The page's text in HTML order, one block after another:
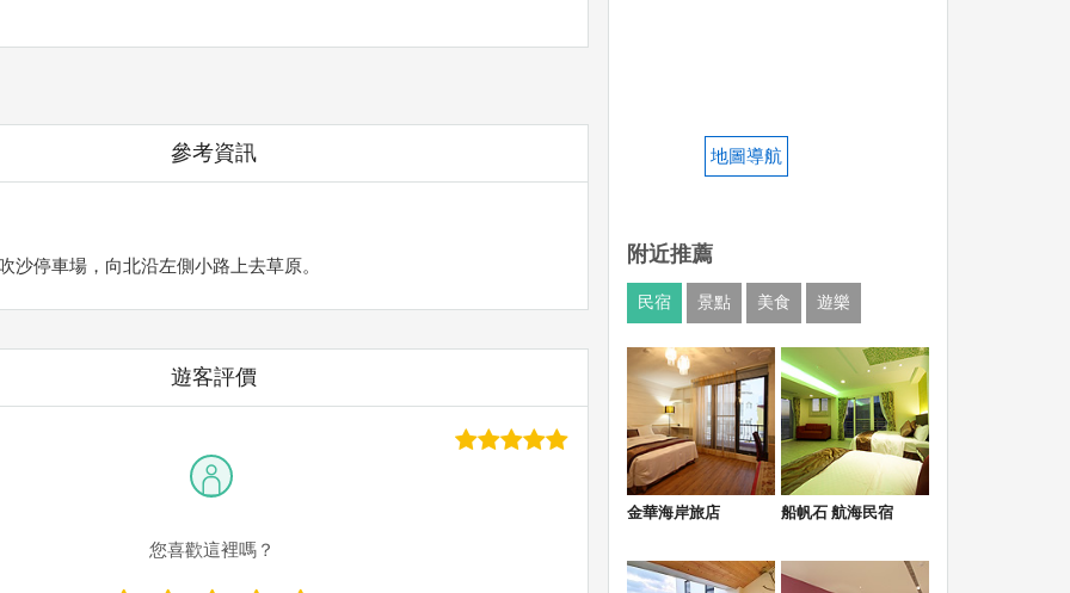
參考資訊
沙停車場，向北沿左側小路上去草原。
遊客評價
您喜歡這裡嗎？
地圖導航
附近推薦
民宿 景點 美食 遊樂
金華海岸旅店 船帆石 航海民宿